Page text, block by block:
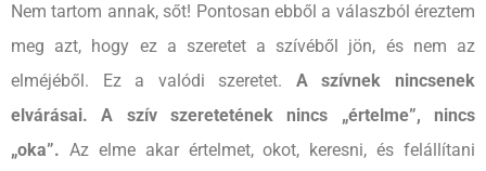
Nem tartom annak, sőt! Pontosan ebből a válaszból éreztem
meg azt, hogy ez a szeretet a szívéből jön, és nem az
elméjéből. Ez a valódi szeretet. A szívnek nincsenek
elvárásai. A szív szeretetének nincs „értelme”, nincs
„oka”. Az elme akar értelmet, okot, keresni, és felállítani